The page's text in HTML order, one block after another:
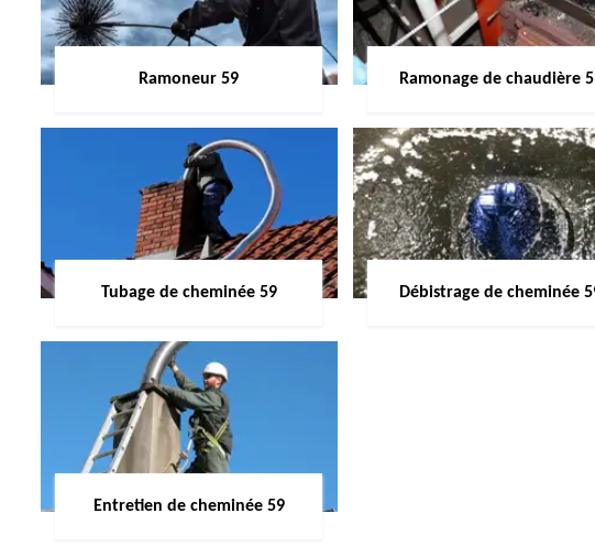
Ramoneur 59 Ramonage de chaudière
Tubage de cheminée 59 Débistrage de cheminée
Entretien de cheminée 59